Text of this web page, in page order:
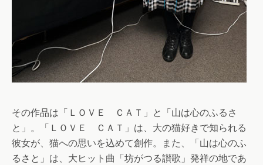
その作品は「ＬＯＶＥ ＣＡＴ」と「山は心のふるさ
と」。「ＬＯＶＥ ＣＡＴ」は、大の猫好きで知られる
彼女が、猫への思いを込めて創作。また、「山は心のふ
るさと」は、大ヒット曲「坊がつる讃歌」発祥の地であ